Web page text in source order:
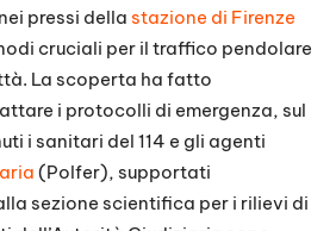
pressi della stazione di Firenze
cruciali per il traffico pendolare
La scoperta ha fatto
i protocolli di emergenza, sul
i sanitari del 114 e gli agenti
(Polfer), supportati
sezione scientifica per i rilievi di